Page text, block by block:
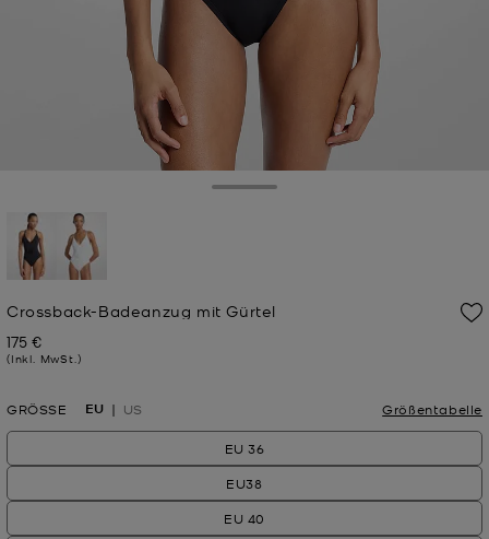
Crossback-Badeanzug mit Gürtel
Jetzt
175 €
(Inkl. MwSt.)
GRÖSSE EU US Größentabelle
EU 36
EU38
EU 40